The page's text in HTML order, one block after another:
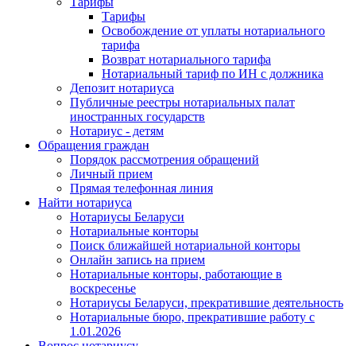
Тарифы
Освобождение от уплаты нотариального
тарифа
Возврат нотариального тарифа
Нотариальный тариф по ИН с должника
Депозит нотариуса
Публичные реестры нотариальных палат
иностранных государств
Нотариус - детям
Обращения граждан
Порядок рассмотрения обращений
Личный прием
Прямая телефонная линия
Найти нотариуса
Нотариусы Беларуси
Нотариальные конторы
Поиск ближайшей нотариальной конторы
Онлайн запись на прием
Нотариальные конторы, работающие в
воскресенье
Нотариусы Беларуси, прекратившие деятельность
Нотариальные бюро, прекратившие работу с
1.01.2026